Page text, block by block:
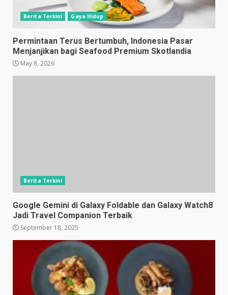
Berita Terkini Gaya Hidup
Permintaan Terus Bertumbuh, Indonesia Pasar
Menjanjikan bagi Seafood Premium Skotlandia
May 8, 2026
Berita Terkini
Google Gemini di Galaxy Foldable dan Galaxy Watch8
Jadi Travel Companion Terbaik
September 18, 2025